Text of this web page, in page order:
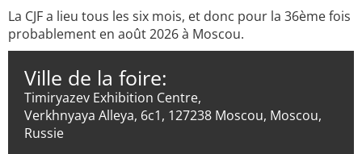
La CJF a lieu tous les six mois, et donc pour la 36ème fois
probablement en août 2026 à Moscou.
Ville de la foire:
Timiryazev Exhibition Centre,
Verkhnyaya Alleya, 6c1, 127238 Moscou, Moscou,
Russie